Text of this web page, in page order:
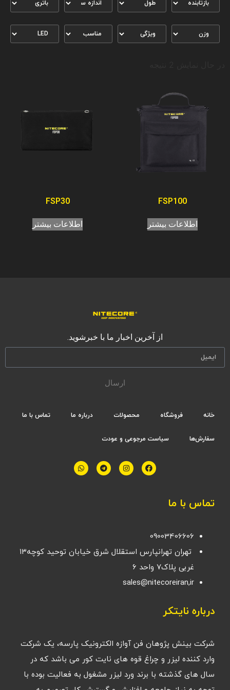
FSP100
اطلاعات بیشتر
FSP30
اطلاعات بیشتر
از آخرین اخبار ما با خبرشوید.
ارسال
خانه فروشگاه محصولات درباره ما تماس با ما
سفارش‌ها سیاست مرجوعی و عودت
تماس با ما
09003406606
تهران تهرانپارس استقلال شرق خیابان توحید کوچه۱۳
غربی پلاک۷ واحد ۶
sales@nitecoreiran,ir
درباره نایتکر
شرکت بینش پژوهان فن آوازه الکترونیک پارسه، یک شرکت
وارد کننده لیزر و چراغ قوه های نایت کور می باشد که در
سال های گذشته با برند ورد لیزر مشغول به فعالیت بوده با